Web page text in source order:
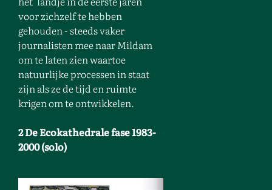
voor zichzelf te hebben
gehouden - steeds vaker
journalisten mee naar Mildam
om te laten zien waartoe
natuurlijke processen in staat
zijn als ze de tijd en ruimte
krigen om te ontwikkelen.
2 De Ecokathedrale fase 1983-
2000 (solo)